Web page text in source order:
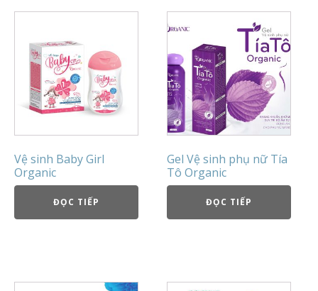
Vệ sinh Baby Girl
Organic
ĐỌC TIẾP
Gel Vệ sinh phụ nữ Tía
Tô Organic
ĐỌC TIẾP